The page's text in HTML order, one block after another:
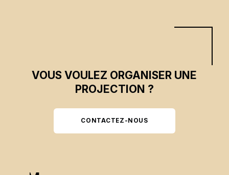
VOUS VOULEZ ORGANISER UNE
PROJECTION ?
CONTACTEZ-NOUS